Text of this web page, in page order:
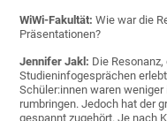
WiWi-Fakultät: Wie war die
Präsentationen?
Jennifer Jakl: Die
Studieninfogesprächen
Schüler:innen waren
rumbringen. Jedoch hat der
gespannt zugehört. Je nach